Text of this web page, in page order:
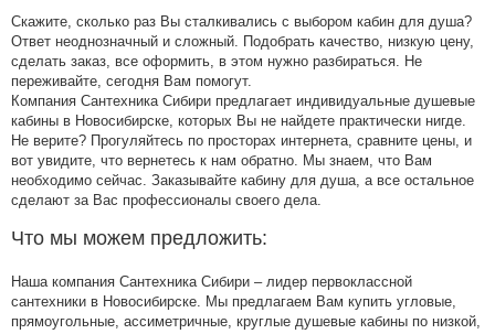
Скажите, сколько раз Вы сталкивались с выбором кабин для душа?
Ответ неоднозначный и сложный. Подобрать качество, низкую цену,
сделать заказ, все оформить, в этом нужно разбираться. Не
переживайте, сегодня Вам помогут.
Компания Сантехника Сибири предлагает индивидуальные душевые
кабины в Новосибирске, которых Вы не найдете практически нигде.
Не верите? Прогуляйтесь по просторах интернета, сравните цены, и
вот увидите, что вернетесь к нам обратно. Мы знаем, что Вам
необходимо сейчас. Заказывайте кабину для душа, а все остальное
сделают за Вас профессионалы своего дела.
Что мы можем предложить:
Наша компания Сантехника Сибири – лидер первоклассной
сантехники в Новосибирске. Мы предлагаем Вам купить угловые,
прямоугольные, ассиметричные, круглые душевые кабины по низкой,